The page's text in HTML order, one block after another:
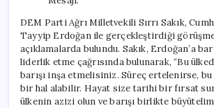
DEM Parti Ağrı Milletvekili Sırrı Sakık,
Tayyip Erdoğan ile gerçekleştirdiği
açıklamalarda bulundu. Sakık, Erdoğan’a
liderlik etme çağrısında bulunarak, “Bu
barışı inşa etmelisiniz. Süreç ertelenirse,
bir hal alabilir. Hayat size tarihi bir fırsat
ülkenin azizi olun ve barışı birlikte